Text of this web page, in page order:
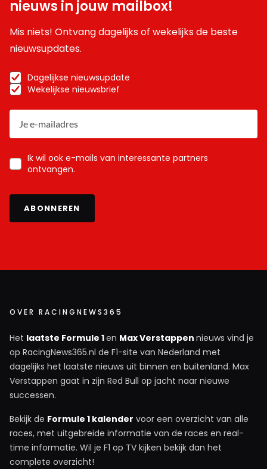
nieuws in jouw mailbox!
Mis niets! Ontvang dagelijks of wekelijks de beste
nieuwsupdates.
Dagelijkse nieuwsupdate
Wekelijkse nieuwsbrief
Ik wil ook e-mails van interessante partners
ontvangen.
ABONNEREN
OVER RACINGNEWS365
Het laatste Formule 1en Max Verstappen nieuws vind je
op RacingNews365.nl de F1-site van Nederland met
dagelijks het laatste nieuws uit binnen en buitenland. Max
Verstappen gaat in zijn Red Bull op jacht naar nieuwe
successen.
Bekijk de Formule 1 kalender voor een overzicht van alle
races, met uitgebreide informatie van de races en real-
time informatie. Wil je F1 op TV kijken bekijk dan het
complete overzicht!